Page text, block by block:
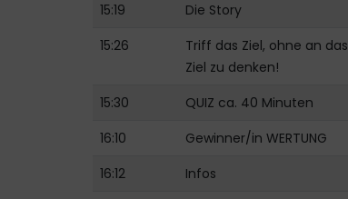
15:19
Die Story
15:26
Triff das Ziel, ohne an das
Ziel zu denken!
15:30
QUIZ ca. 40 Minuten
16:10
Gewinner/in WERTUNG
16:12
Infos